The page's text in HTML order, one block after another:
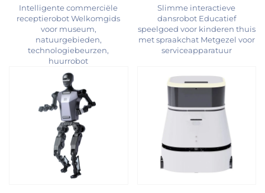
Intelligente commerciële
receptierobot Welkomgids
voor museum,
natuurgebieden,
technologiebeurzen,
huurrobot
Slimme interactieve
dansrobot Educatief
speelgoed voor kinderen thuis
met spraakchat Metgezel voor
serviceapparatuur